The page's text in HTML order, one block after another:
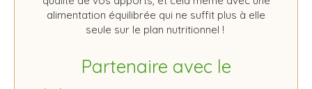
alimentation équilibrée qui ne suffit plus à elle
seule sur le plan nutritionnel !
Partenaire avec le